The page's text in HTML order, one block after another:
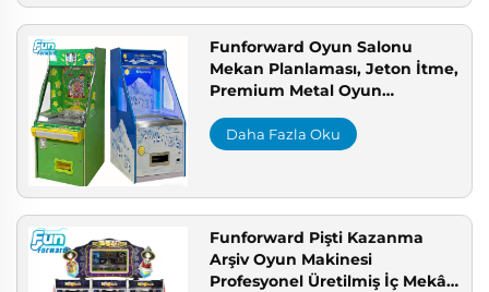
Funforward Oyun Salonu
Mekan Planlaması, Jeton İtme,
Premium Metal Oyun
Salonu Üreticisi
Daha Fazla Oku
Funforward Pişti Kazanma
Arşiv Oyun Makinesi
Profesyonel Üretilmiş İç Mekân